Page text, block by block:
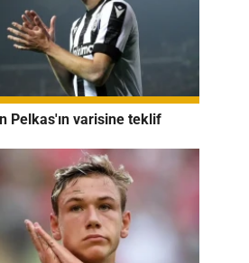
Pelkas'ın varisine teklif